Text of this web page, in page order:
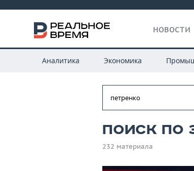
НОВОСТИ
Аналитика Экономика
Поиск по
232 материала